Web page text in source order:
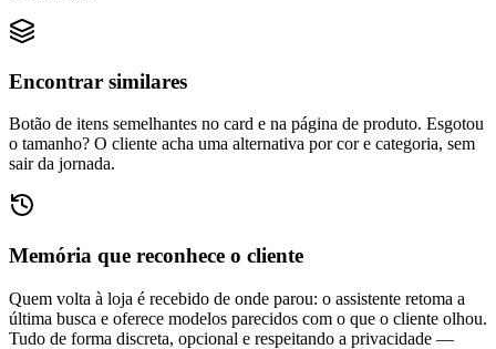
Encontrar similares
Botão de itens semelhantes no card e na página de produto. Esgotou
o tamanho? O cliente acha uma alternativa por cor e categoria, sem
sair da jornada.
Memória que reconhece o cliente
Quem volta à loja é recebido de onde parou: o assistente retoma a
última busca e oferece modelos parecidos com o que o cliente olhou.
Tudo de forma discreta, opcional e respeitando a privacidade —